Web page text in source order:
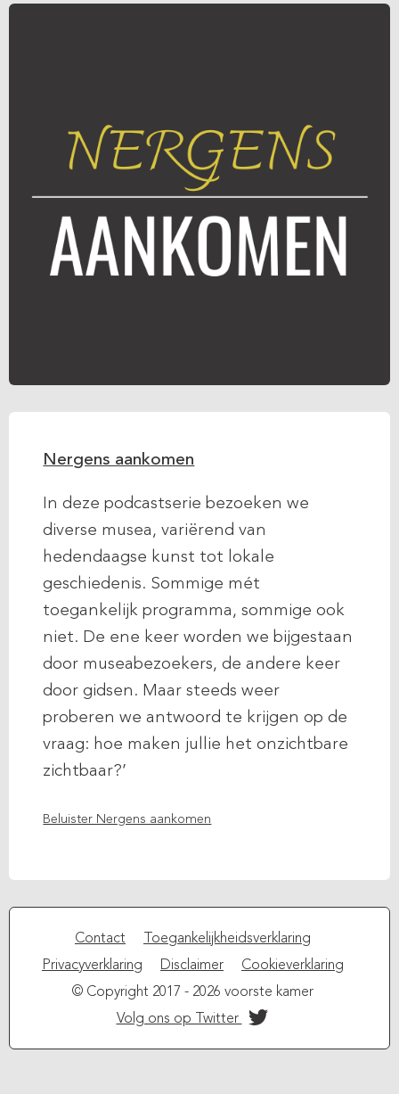
Nergens aankomen
In deze podcastserie bezoeken we
diverse musea, variërend van
hedendaagse kunst tot lokale
geschiedenis. Sommige mét
toegankelijk programma, sommige ook
niet. De ene keer worden we bijgestaan
door museabezoekers, de andere keer
door gidsen. Maar steeds weer
proberen we antwoord te krijgen op de
vraag: hoe maken jullie het onzichtbare
zichtbaar?’
Beluister Nergens aankomen
Contact
Toegankelijkheidsverklaring
Privacyverklaring
Disclaimer
Cookieverklaring
© Copyright 2017 - 2026 voorste kamer
Volg ons op Twitter